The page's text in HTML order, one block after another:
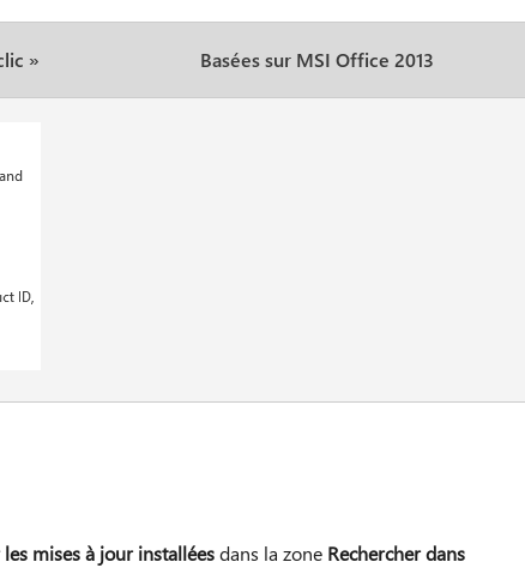
» Basées sur MSI Office 2013
mises à jour installéesdans la zone Rechercher dans